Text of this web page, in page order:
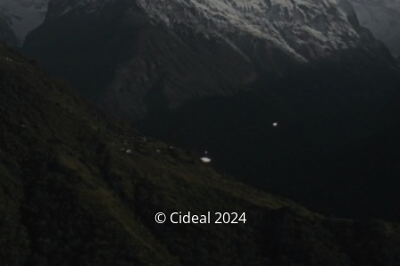
© Cideal 2024